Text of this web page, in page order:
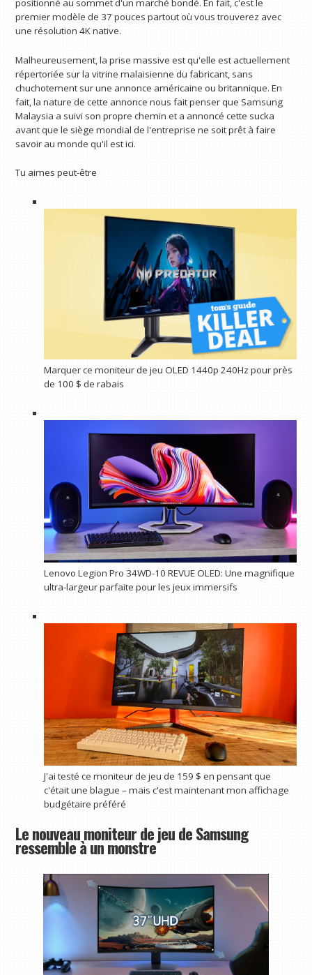
positionné au sommet d'un marché bondé. En fait, c'est le
premier modèle de 37 pouces partout où vous trouverez avec
une résolution 4K native.
Malheureusement, la prise massive est qu'elle est actuellement
répertoriée sur la vitrine malaisienne du fabricant, sans
chuchotement sur une annonce américaine ou britannique. En
fait, la nature de cette annonce nous fait penser que Samsung
Malaysia a suivi son propre chemin et a annoncé cette sucka
avant que le siège mondial de l'entreprise ne soit prêt à faire
savoir au monde qu'il est ici.
Tu aimes peut-être
Marquer ce moniteur de jeu OLED 1440p 240Hz pour près
de 100 $ de rabais
Lenovo Legion Pro 34WD-10 REVUE OLED: Une magnifique
ultra-largeur parfaite pour les jeux immersifs
J'ai testé ce moniteur de jeu de 159 $ en pensant que
c'était une blague – mais c'est maintenant mon affichage
budgétaire préféré
Le nouveau moniteur de jeu de Samsung
ressemble à un monstre